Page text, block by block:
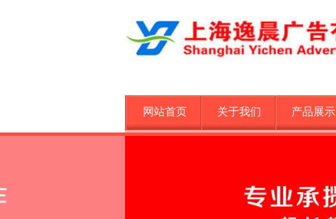
网站首页 关于我们 产品展示